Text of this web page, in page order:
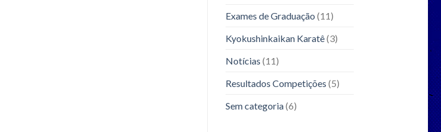
Exames de Graduação (11)
Kyokushinkaikan Karatê(3)
Notícias (11)
Resultados Competições (5)
Sem categoria(6)